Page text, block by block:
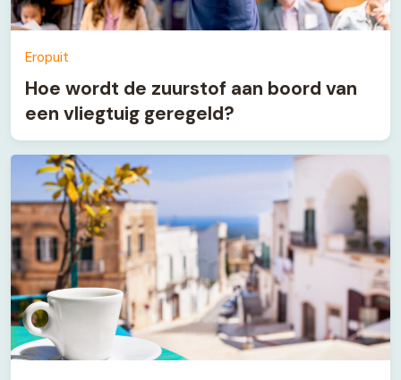
Eropuit
Hoe wordt de zuurstof aan boord van
een vliegtuig geregeld?